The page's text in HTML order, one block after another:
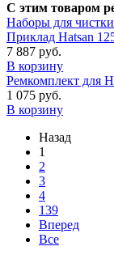
С этим товаром
Наборы для
Приклад Hatsan
7 887 руб.
В корзину
Ремкомплект для
1 075 руб.
В корзину
Назад
1
2
3
4
139
Вперед
Все